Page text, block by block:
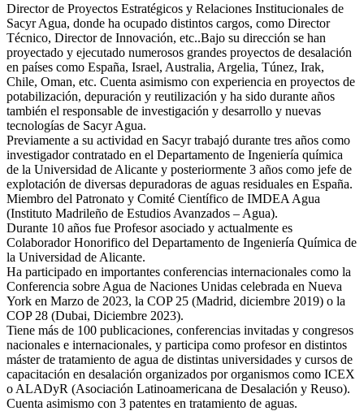
Director de Proyectos Estratégicos y Relaciones Institucionales de
Sacyr Agua, donde ha ocupado distintos cargos, como Director
Técnico, Director de Innovación, etc..Bajo su dirección se han
proyectado y ejecutado numerosos grandes proyectos de desalación
en países como España, Israel, Australia, Argelia, Túnez, Irak,
Chile, Oman, etc. Cuenta asimismo con experiencia en proyectos de
potabilización, depuración y reutilización y ha sido durante años
también el responsable de investigación y desarrollo y nuevas
tecnologías de Sacyr Agua.
Previamente a su actividad en Sacyr trabajó durante tres años como
investigador contratado en el Departamento de Ingeniería química
de la Universidad de Alicante y posteriormente 3 años como jefe de
explotación de diversas depuradoras de aguas residuales en España.
Miembro del Patronato y Comité Científico de IMDEA Agua
(Instituto Madrileño de Estudios Avanzados – Agua).
Durante 10 años fue Profesor asociado y actualmente es
Colaborador Honorifico del Departamento de Ingeniería Química de
la Universidad de Alicante.
Ha participado en importantes conferencias internacionales como la
Conferencia sobre Agua de Naciones Unidas celebrada en Nueva
York en Marzo de 2023, la COP 25 (Madrid, diciembre 2019) o la
COP 28 (Dubai, Diciembre 2023).
Tiene más de 100 publicaciones, conferencias invitadas y congresos
nacionales e internacionales, y participa como profesor en distintos
máster de tratamiento de agua de distintas universidades y cursos de
capacitación en desalación organizados por organismos como ICEX
o ALADyR (Asociación Latinoamericana de Desalación y Reuso).
Cuenta asimismo con 3 patentes en tratamiento de aguas.